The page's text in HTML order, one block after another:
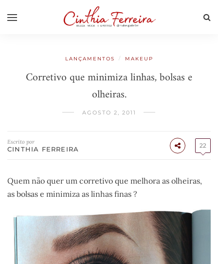
LANÇAMENTOS / MAKEUP
Corretivo que minimiza linhas, bolsas e
olheiras.
AGOSTO 2, 2011
Escrito por
CINTHIA FERREIRA 22
Quem não quer um corretivo que melhora as olheiras,
as bolsas e minimiza as linhas finas ?